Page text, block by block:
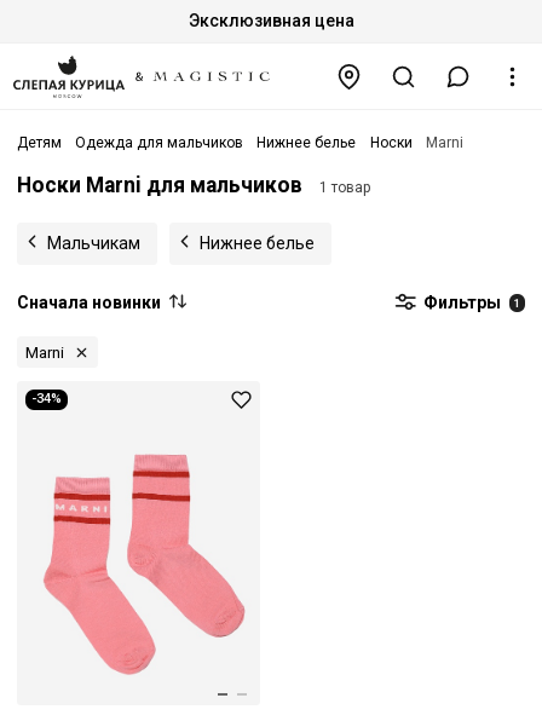
Эксклюзивная цена
Детям Одежда для мальчиков Нижнее белье Носки Marni
Носки Marni для мальчиков 1 товар
Мальчикам Нижнее белье
Сначала новинки Фильтры 1
Marni
-34%